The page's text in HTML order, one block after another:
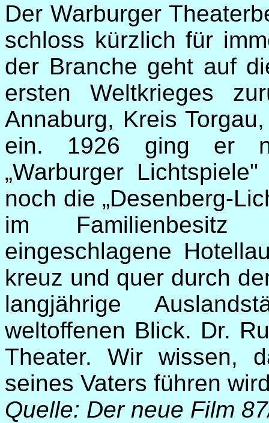
Der Warburger
schloss kürzlich für
der Branche geht auf
ersten Weltkrieges
Annaburg, Kreis
ein. 1926 ging er
„Warburger
noch die „Desenberg-
im
eingeschlagene
kreuz und quer durch
langjährige
weltoffenen Blick. Dr.
Theater. Wir wissen,
seines Vaters führen
Quelle: Der neue Film